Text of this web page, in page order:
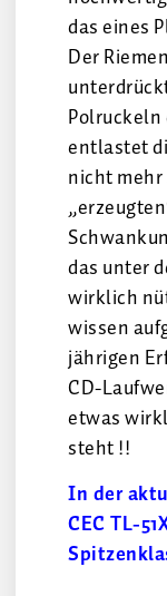
das eines
Der
entlastet
nicht
das unter
wirklich
wissen
jährigen
CD-
etwas
steht !!
In der
CEC TL-